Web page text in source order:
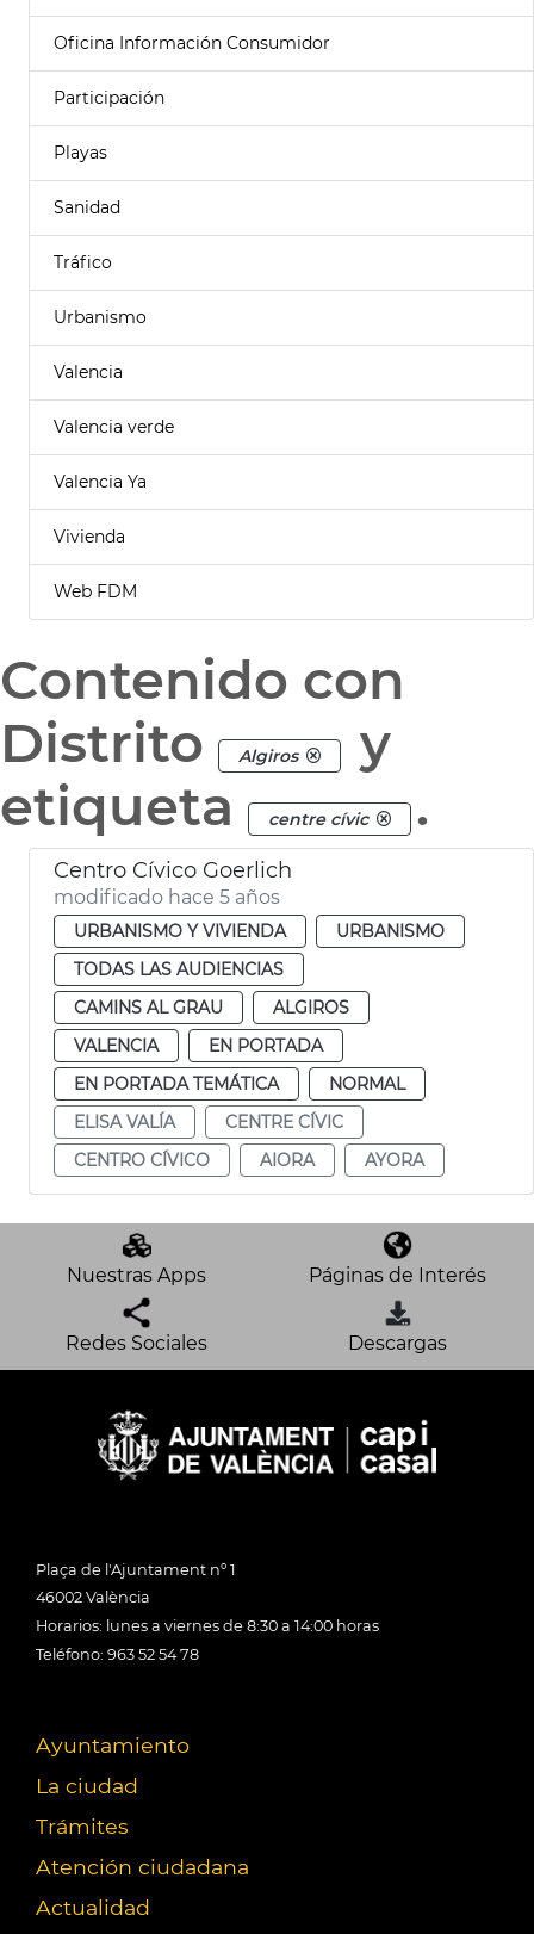
Oficina Información Consumidor
Participación
Playas
Sanidad
Tráfico
Urbanismo
Valencia
Valencia verde
Valencia Ya
Vivienda
Web FDM
Contenido con
Distrito
Algiros
y
etiqueta
centre cívic .
Centro Cívico Goerlich
modificado hace 5 años
URBANISMO Y VIVIENDA
URBANISMO
TODAS LAS AUDIENCIAS
CAMINS AL GRAU
ALGIROS
VALENCIA
EN PORTADA
EN PORTADA TEMÁTICA
NORMAL
ELISA VALÍA
CENTRE CÍVIC
CENTRO CÍVICO
AIORA AYORA
Nuestras Apps Páginas de Interés
Redes Sociales Descargas
Plaça de l'Ajuntament nº 1
46002 València
Horarios: lunes a viernes de 8:30 a 14:00 horas
Teléfono: 963 52 54 78
Ayuntamiento
La ciudad
Trámites
Atención ciudadana
Actualidad